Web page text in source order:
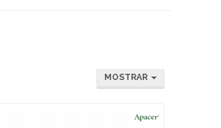
MOSTRAR